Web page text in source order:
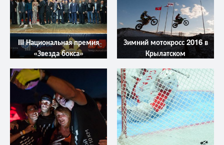
III Национальная премия
«Звезда бокса»
Зимний мотокросс 2016 в
Крылатском